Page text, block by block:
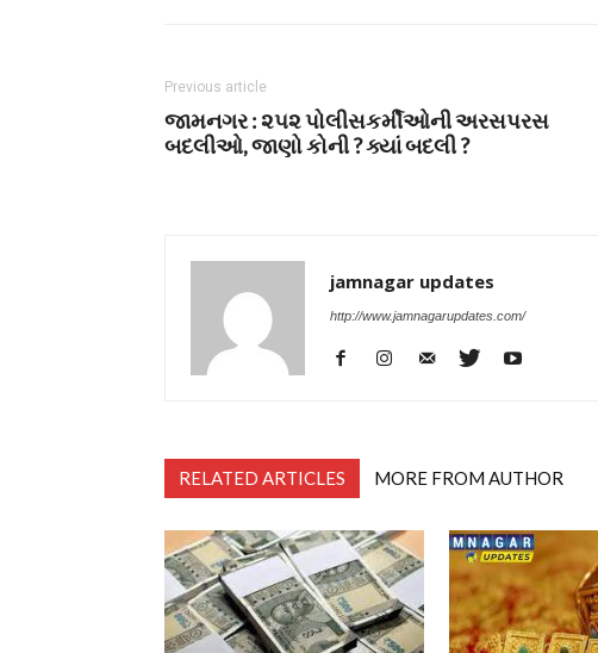
Previous article
જામનગર : ૨૫૨ પોલીસકર્મીઓની અરસપરસ
બદલીઓ, જાણો કોની ? ક્યાં બદલી ?
jamnagar updates
http://www.jamnagarupdates.com/
RELATED ARTICLES MORE FROM AUTHOR